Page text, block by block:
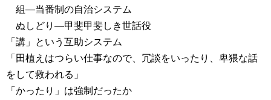
組―当番制の自治システム
ぬしどり―甲斐甲斐しき世話役
「講」という互助システム
「田植えはつらい仕事なので、冗談をいったり、卑猥な話
をして救われる」
「かったり」は強制だったか